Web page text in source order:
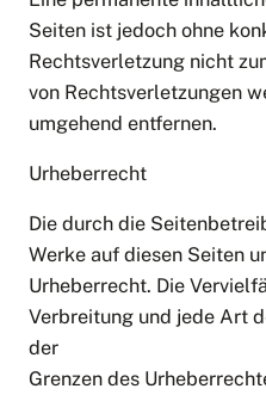
Seiten ist jedoch ohne
Rechtsverletzung nicht
von Rechtsverletzungen
umgehend entfernen.
Urheberrecht
Die durch die
Werke auf diesen Seiten
Urheberrecht. Die
Verbreitung und jede Art
der
Grenzen des